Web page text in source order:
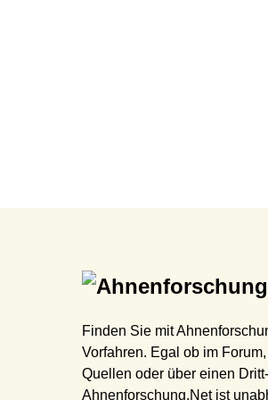
Finden Sie mit
Vorfahren. Egal ob im
Quellen oder über einen
Ahnenforschung.Net ist